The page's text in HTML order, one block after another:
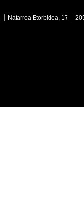
Nafarroa Etorbidea, 17